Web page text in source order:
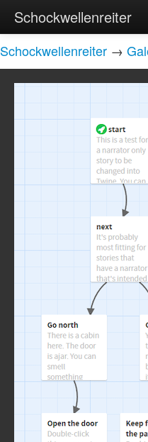
Schockwellenreiter
Schockwellenreiter →